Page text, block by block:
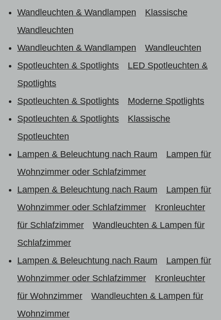
Wandleuchten & Wandlampen
Klassische
Wandleuchten
Wandleuchten & Wandlampen
Wandleuchten
Spotleuchten & Spotlights
LED Spotleuchten &
Spotlights
Spotleuchten & Spotlights
Moderne Spotlights
Spotleuchten & Spotlights
Klassische
Spotleuchten
Lampen & Beleuchtung nach Raum
Lampen für
Wohnzimmer oder Schlafzimmer
Lampen & Beleuchtung nach Raum
Lampen für
Wohnzimmer oder Schlafzimmer
Kronleuchter
für Schlafzimmer
Wandleuchten & Lampen für
Schlafzimmer
Lampen & Beleuchtung nach Raum
Lampen für
Wohnzimmer oder Schlafzimmer
Kronleuchter
für Wohnzimmer
Wandleuchten & Lampen für
Wohnzimmer